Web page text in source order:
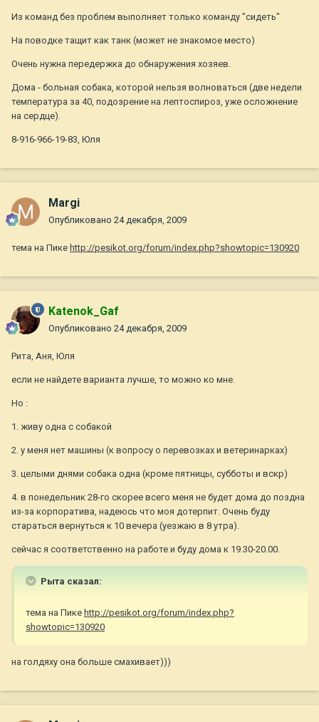
Из команд без проблем выполняет только команду "сидеть"
На поводке тащит как танк (может не знакомое место)
Очень нужна передержка до обнаружения хозяев.
Дома - больная собака, которой нельзя волноваться (две недели
температура за 40, подозрение на лептоспироз, уже осложнение
на сердце).
8-916-966-19-83, Юля
Margi
Опубликовано 24 декабря, 2009
тема на Пике http://pesikot.org/forum/index.php?showtopic=130920
Katenok_Gaf
Опубликовано 24 декабря, 2009
Рита, Аня, Юля
если не найдете варианта лучше, то можно ко мне.
Но :
1. живу одна с собакой
2. у меня нет машины (к вопросу о перевозках и ветеринарках)
3. целыми днями собака одна (кроме пятницы, субботы и вскр)
4. в понедельник 28-го скорее всего меня не будет дома до поздна
из-за корпоратива, надеюсь что моя дотерпит. Очень буду
стараться вернуться к 10 вечера (уезжаю в 8 утра).
сейчас я соответственно на работе и буду дома к 19.30-20.00.
Рыта сказал:
тема на Пике http://pesikot.org/forum/index.php?
showtopic=130920
на голдяху она больше смахивает)))